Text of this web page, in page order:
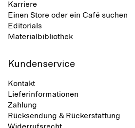
Karriere
Einen Store oder ein Café suchen
Editorials
Materialbibliothek
Kundenservice
Kontakt
Lieferinformationen
Zahlung
Rücksendung & Rückerstattung